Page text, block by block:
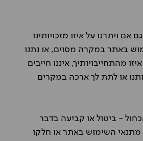
אם ויתרנו על איזו מזכויותינו
באתר במקרה מסוים, או נתנו
מהתחייבויותיך, איננו חייבים
או לתת לך ארכה במקרים
- ביטול או קביעה בדבר
מתנאי השימוש באתר או חלקו